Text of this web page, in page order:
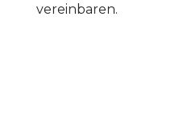
vereinbaren.